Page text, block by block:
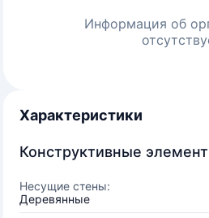
Информация об
Характеристики
Конструктивные
Несущие стены:
Деревянные